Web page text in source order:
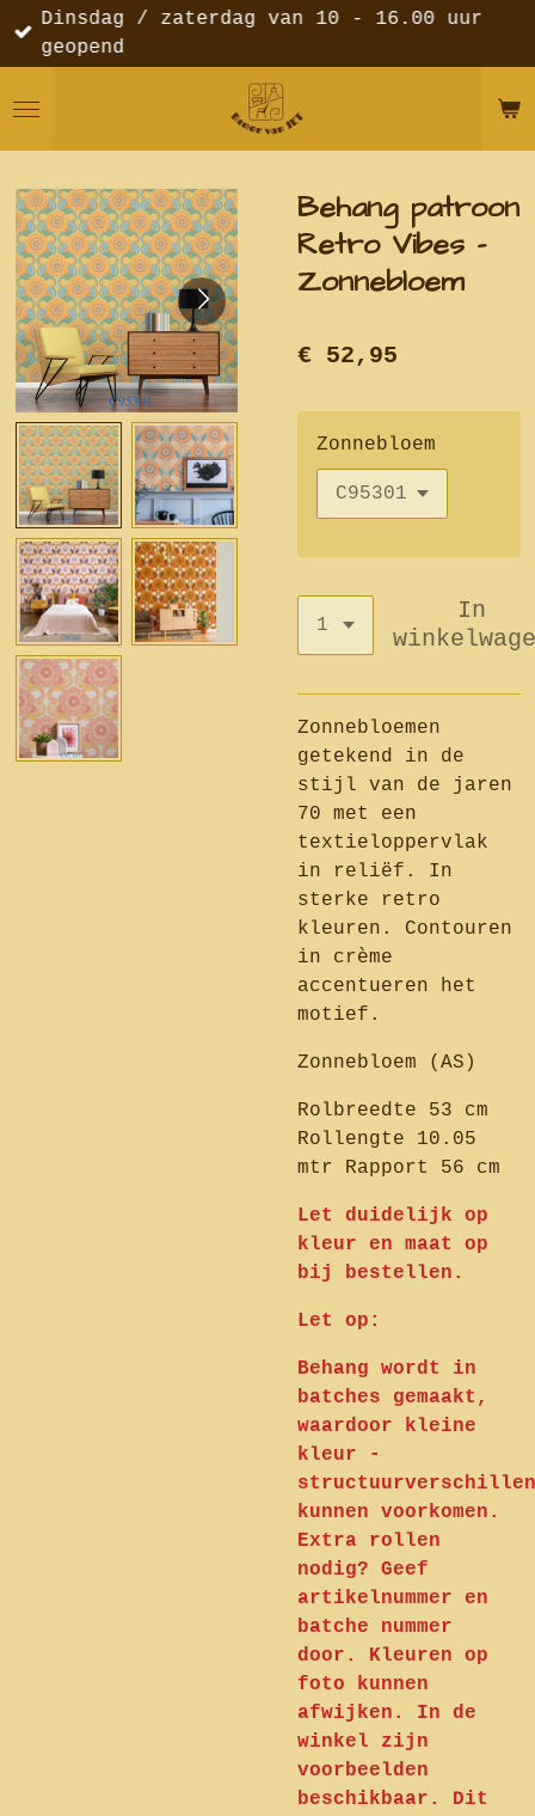
Ga
direct
de
Dinsdag / zaterdag van 10 - 16.00 uur
geopend
Behang patroon
Retro Vibes -
Zonnebloem
€ 52,95
Zonnebloem
In
Zonnebloemen
getekend in de
stijl van de jaren
70 met een
textieloppervlak
in reliëf. In
sterke retro
kleuren. Contouren
in crème
accentueren het
motief.
Zonnebloem (AS)
Rolbreedte 53 cm
Rollengte 10.05
mtr Rapport 56 cm
Let duidelijk op
kleur en maat op
bij bestellen.
Let op:
Behang wordt in
batches gemaakt,
waardoor kleine
kleur -
structuurverschillen
kunnen voorkomen.
Extra rollen
nodig? Geef
artikelnummer en
batche nummer
door. Kleuren op
foto kunnen
afwijken. In de
winkel zijn
voorbeelden
beschikbaar. Dit